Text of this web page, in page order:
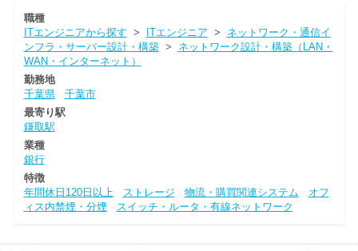
職種
ITエンジニアから探す > ITエンジニア > ネットワーク・通信イ
ンフラ・サーバー設計・構築> ネットワーク設計・構築（LAN・
WAN・インターネット）
勤務地
千葉県
千葉市
最寄り駅
鎌取駅
業種
銀行
特徴
年間休日120日以上
ストレージ 物流・購買関連システム
オフ
ィス内禁煙・分煙
スイッチ・ルータ・有線ネットワーク